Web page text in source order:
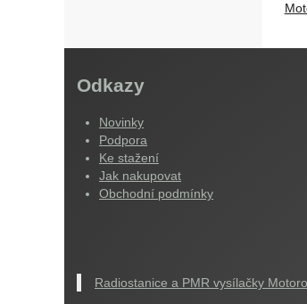
Odkazy
Novinky
Podpora
Ke stažení
Jak nakupovat
Obchodní podmínky
Radiostanice a PMR vysílačky